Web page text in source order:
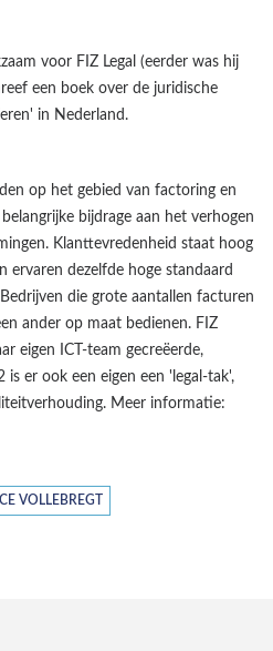
voor FIZ Legal (eerder was hij
een boek over de juridische
in Nederland.
op het gebied van factoring en
bijdrage aan het verhogen
Klanttevredenheid staat hoog
ervaren dezelfde hoge standaard
die grote aantallen facturen
ander op maat bedienen. FIZ
eigen ICT-team gecreëerde,
er ook een eigen een 'legal-tak',
Meer informatie:
VOLLEBREGT